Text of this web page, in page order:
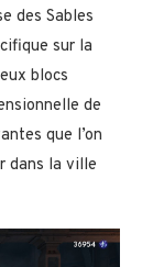
des Sables
sur la
blocs
de
que l’on
dans la ville